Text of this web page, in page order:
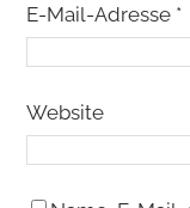
E-Mail-Adresse *
Website